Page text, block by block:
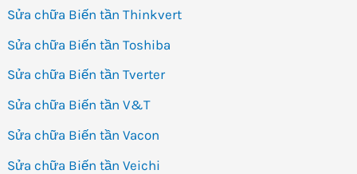
Sửa chữa Biến tần Thinkvert
Sửa chữa Biến tần Toshiba
Sửa chữa Biến tần Tverter
Sửa chữa Biến tần V&T
Sửa chữa Biến tần Vacon
Sửa chữa Biến tần Veichi